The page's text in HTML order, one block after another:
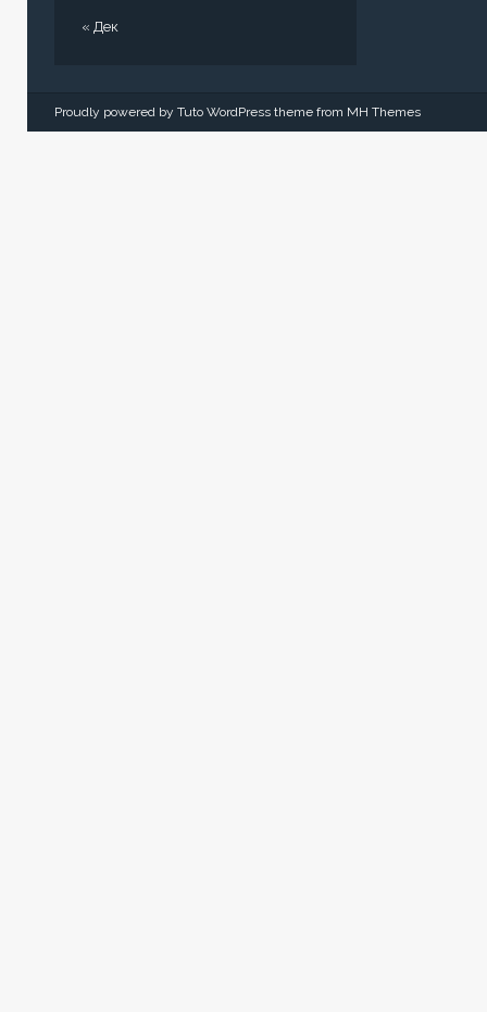
« Дек
Proudly powered by Tuto WordPress theme from MH Themes